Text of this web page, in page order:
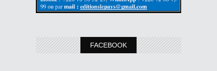
FACEBOOK